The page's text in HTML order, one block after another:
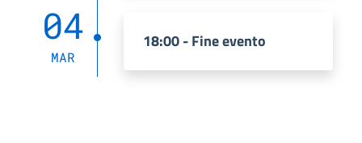
04
MAR
18:00 - Fine evento